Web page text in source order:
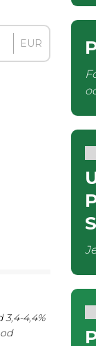
EUR
4,4%